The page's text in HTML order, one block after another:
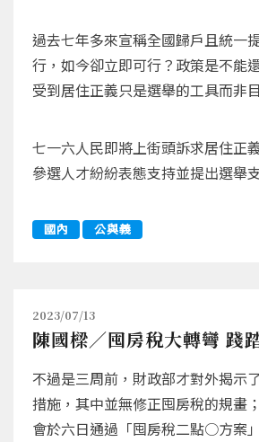
過去七年多來宣稱全國歸戶且統一
行，如今卻立即可行？政策是不能
受到居住正義只是選舉的工具而非
七一六人民即將上街頭訴求居住正
參選人才紛紛表態支持並提出選舉
國內 公與義
2023/07/13
陳國樑／囤房稅大轉彎 踐
不過是三周前，財政部才對外揭示
措施，其中並無修正囤房稅的規畫
會於六日通過「囤房稅二點○方案